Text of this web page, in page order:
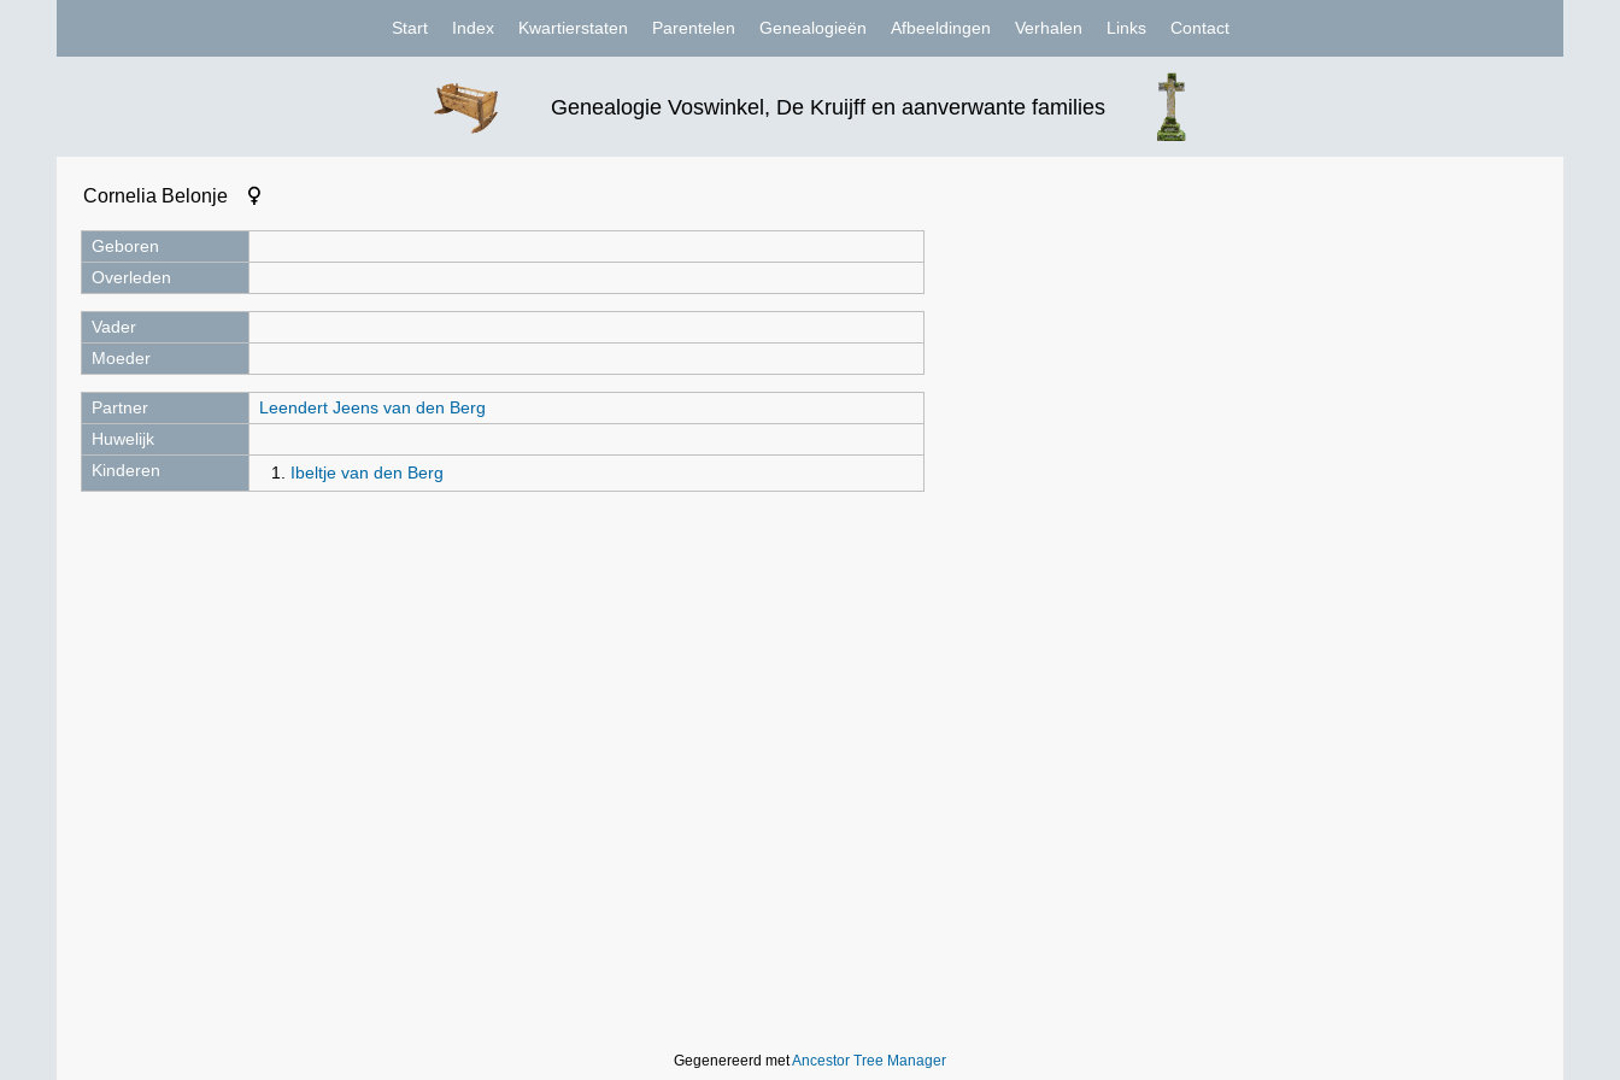
Genealogie Voswinkel, De Kruijff en aanverwante families
Start Index Kwartierstaten Parentelen Genealogieën Afbeeldingen Verhalen Links Contact
Cornelia Belonje
Geboren
Overleden
Vader
Moeder
Partner
Leendert Jeens van den Berg
Huwelijk
Kinderen
Ibeltje van den Berg
Gegenereerd metAncestor Tree Manager